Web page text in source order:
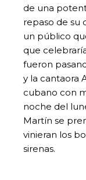
de una
repaso de su
un público
que
fueron
y la cantaora
cubano con
noche del
Martín se
vinieran los
sirenas.